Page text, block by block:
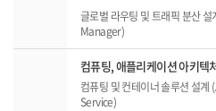
글로벌 라우팅 및 트래픽 분산
Manager)
컴퓨팅, 애플리케이션 아키텍
컴퓨팅 및 컨테이너 솔루션 설
Service)